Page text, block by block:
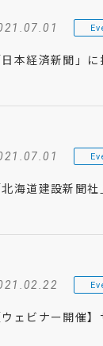
日本経済新聞」
北海道建設新聞
ウェビナー開催